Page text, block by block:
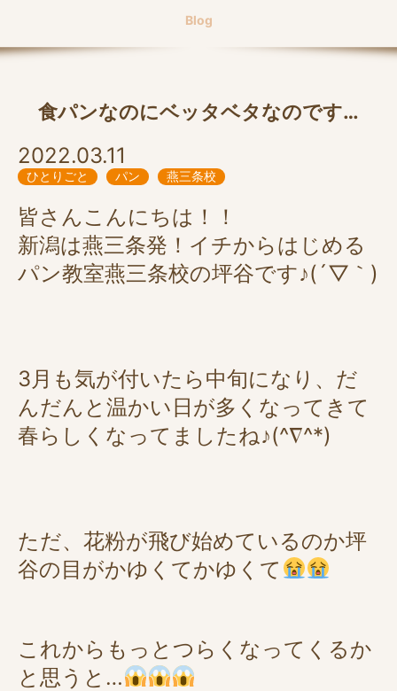
Blog
食パンなのにベッタベタなのです…
2022.03.11
ひとりごと パン 燕三条校
皆さんこんにちは！！
新潟は燕三条発！イチからはじめる
パン教室燕三条校の坪谷です♪(´▽｀)
3月も気が付いたら中旬になり、だ
んだんと温かい日が多くなってきて
春らしくなってましたね♪(^∇^*)
ただ、花粉が飛び始めているのか坪
谷の目がかゆくてかゆくて
これからもっとつらくなってくるか
と思うと…